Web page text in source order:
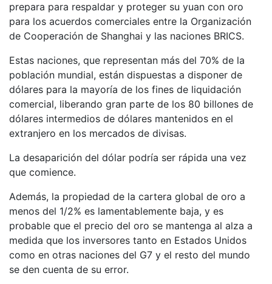
prepara para respaldar y proteger su yuan con oro
para los acuerdos comerciales entre la Organización
de Cooperación de Shanghai y las naciones BRICS.
Estas naciones, que representan más del 70% de la
población mundial, están dispuestas a disponer de
dólares para la mayoría de los fines de liquidación
comercial, liberando gran parte de los 80 billones de
dólares intermedios de dólares mantenidos en el
extranjero en los mercados de divisas.
La desaparición del dólar podría ser rápida una vez
que comience.
Además, la propiedad de la cartera global de oro a
menos del 1/2% es lamentablemente baja, y es
probable que el precio del oro se mantenga al alza a
medida que los inversores tanto en Estados Unidos
como en otras naciones del G7 y el resto del mundo
se den cuenta de su error.